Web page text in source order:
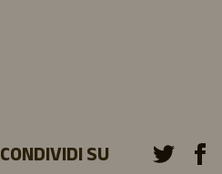
CONDIVIDI SU